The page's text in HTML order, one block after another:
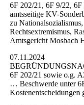
6F 202/21, 6F 9/22,
amtsseitige KV-
zu Nationalsozialismus,
Rechtsextremismus,
Amtsgericht Mosbach
07.11.2024
6F 202/21 sowie o.g.
… Beschwerde unter
Kostenentscheidungen